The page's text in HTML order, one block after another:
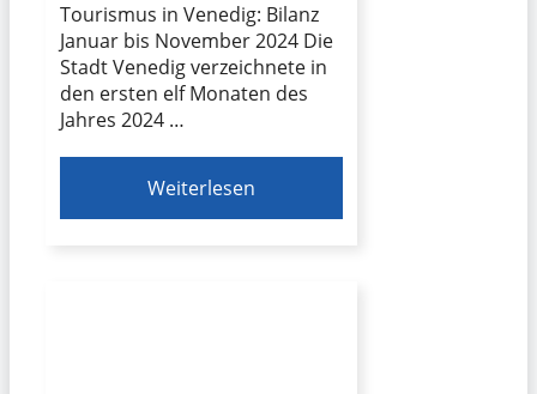
Tourismus in Venedig: Bilanz
Januar bis November 2024 Die
Stadt Venedig verzeichnete in
den ersten elf Monaten des
Jahres 2024 …
Weiterlesen